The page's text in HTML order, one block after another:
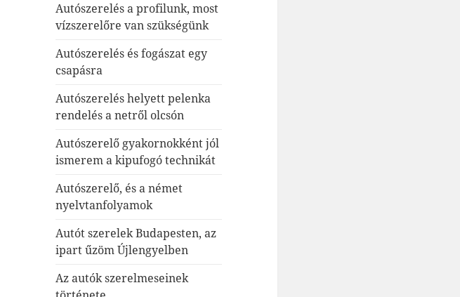
Autószerelés a profilunk, most
vízszerelőre van szükségünk
Autószerelés és fogászat egy
csapásra
Autószerelés helyett pelenka
rendelés a netről olcsón
Autószerelő gyakornokként jól
ismerem a kipufogó technikát
Autószerelő, és a német
nyelvtanfolyamok
Autót szerelek Budapesten, az
ipart űzöm Újlengyelben
Az autók szerelmeseinek